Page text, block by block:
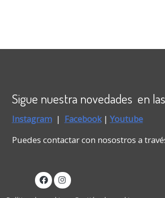
Sigue nuestra novedades en
Instagram | Facebook| Youtube
Puedes contactar con nosostros a